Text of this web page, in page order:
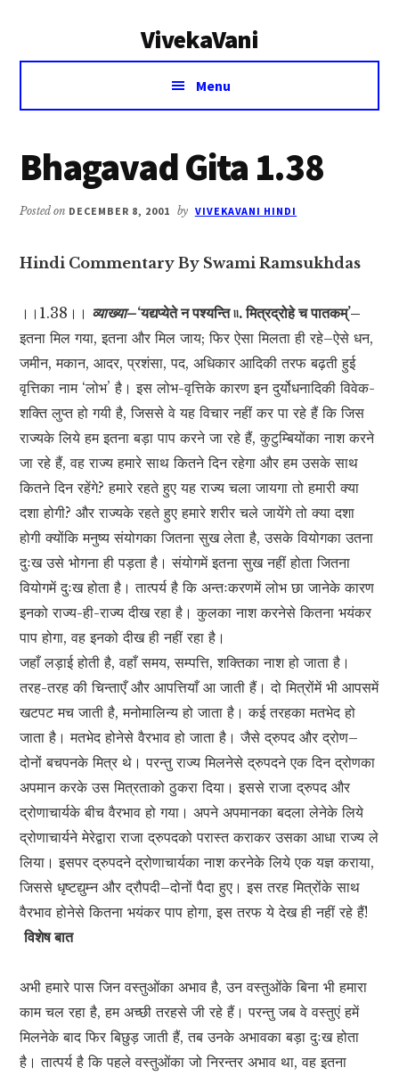
VivekaVani
Voice
Vivekananda
Menu
Bhagavad Gita 1.38
Posted on DECEMBER 8, 2001 by VIVEKAVANI HINDI
Hindi Commentary By Swami Ramsukhdas
।।1.38।। व्याख्या–‘यद्यप्येते न पश्यन्ति ৷৷. मित्रद्रोहे च पातकम्’–
इतना मिल गया, इतना और मिल जाय; फिर ऐसा मिलता ही रहे–ऐसे धन,
जमीन, मकान, आदर, प्रशंसा, पद, अधिकार आदिकी तरफ बढ़ती हुई
वृत्तिका नाम ‘लोभ’ है। इस लोभ-वृत्तिके कारण इन दुर्योधनादिकी विवेक-
शक्ति लुप्त हो गयी है, जिससे वे यह विचार नहीं कर पा रहे हैं कि जिस
राज्यके लिये हम इतना बड़ा पाप करने जा रहे हैं, कुटुम्बियोंका नाश करने
जा रहे हैं, वह राज्य हमारे साथ कितने दिन रहेगा और हम उसके साथ
कितने दिन रहेंगे? हमारे रहते हुए यह राज्य चला जायगा तो हमारी क्या
दशा होगी? और राज्यके रहते हुए हमारे शरीर चले जायेंगे तो क्या दशा
होगी क्योंकि मनुष्य संयोगका जितना सुख लेता है, उसके वियोगका उतना
दुःख उसे भोगना ही पड़ता है। संयोगमें इतना सुख नहीं होता जितना
वियोगमें दुःख होता है। तात्पर्य है कि अन्तःकरणमें लोभ छा जानेके कारण
इनको राज्य-ही-राज्य दीख रहा है। कुलका नाश करनेसे कितना भयंकर
पाप होगा, वह इनको दीख ही नहीं रहा है।
जहाँ लड़ाई होती है, वहाँ समय, सम्पत्ति, शक्तिका नाश हो जाता है।
तरह-तरह की चिन्ताएँ और आपत्तियाँ आ जाती हैं। दो मित्रोंमें भी आपसमें
खटपट मच जाती है, मनोमालिन्य हो जाता है। कई तरहका मतभेद हो
जाता है। मतभेद होनेसे वैरभाव हो जाता है। जैसे द्रुपद और द्रोण–
दोनों बचपनके मित्र थे। परन्तु राज्य मिलनेसे द्रुपदने एक दिन द्रोणका
अपमान करके उस मित्रताको ठुकरा दिया। इससे राजा द्रुपद और
द्रोणाचार्यके बीच वैरभाव हो गया। अपने अपमानका बदला लेनेके लिये
द्रोणाचार्यने मेरेद्वारा राजा द्रुपदको परास्त कराकर उसका आधा राज्य ले
लिया। इसपर द्रुपदने द्रोणाचार्यका नाश करनेके लिये एक यज्ञ कराया,
जिससे धृष्टद्युम्न और द्रौपदी–दोनों पैदा हुए। इस तरह मित्रोंके साथ
वैरभाव होनेसे कितना भयंकर पाप होगा, इस तरफ ये देख ही नहीं रहे हैं!
विशेष बात
अभी हमारे पास जिन वस्तुओंका अभाव है, उन वस्तुओंके बिना भी हमारा
काम चल रहा है, हम अच्छी तरहसे जी रहे हैं। परन्तु जब वे वस्तुएं हमें
मिलनेके बाद फिर बिछुड़ जाती हैं, तब उनके अभावका बड़ा दुःख होता
है। तात्पर्य है कि पहले वस्तुओंका जो निरन्तर अभाव था, वह इतना